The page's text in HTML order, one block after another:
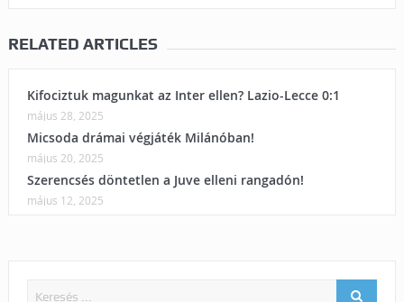
RELATED ARTICLES
Kifociztuk magunkat az Inter ellen? Lazio-Lecce 0:1
május 28, 2025
Micsoda drámai végjáték Milánóban!
május 20, 2025
Szerencsés döntetlen a Juve elleni rangadón!
május 12, 2025